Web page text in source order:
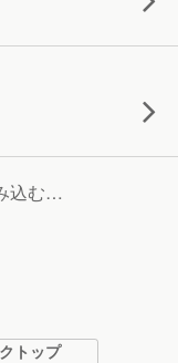
込む…
トップ